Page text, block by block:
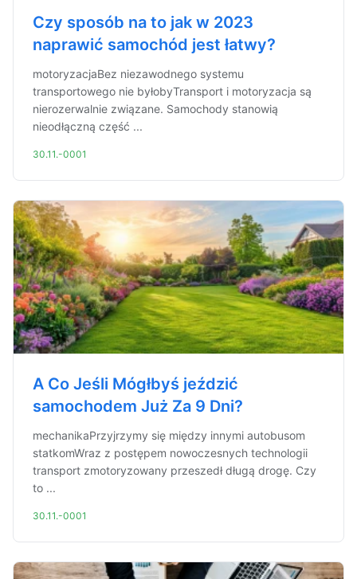
Czy sposób na to jak w 2023
naprawić samochód jest łatwy?
motoryzacjaBez niezawodnego systemu
transportowego nie byłobyTransport i motoryzacja są
nierozerwalnie związane. Samochody stanowią
nieodłączną część ...
30.11.-0001
A Co Jeśli Mógłbyś jeździć
samochodem Już Za 9 Dni?
mechanikaPrzyjrzymy się między innymi autobusom
statkomWraz z postępem nowoczesnych technologii
transport zmotoryzowany przeszedł długą drogę. Czy
to ...
30.11.-0001